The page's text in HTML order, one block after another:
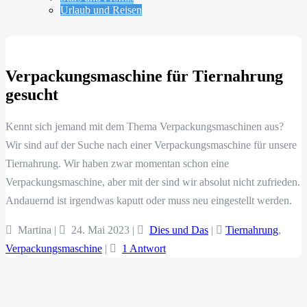
Urlaub und Reisen
Verpackungsmaschine für Tiernahrung
gesucht
Kennt sich jemand mit dem Thema Verpackungsmaschinen aus?
Wir sind auf der Suche nach einer Verpackungsmaschine für unsere
Tiernahrung. Wir haben zwar momentan schon eine
Verpackungsmaschine, aber mit der sind wir absolut nicht zufrieden.
Andauernd ist irgendwas kaputt oder muss neu eingestellt werden.
Martina | 24. Mai 2023 | Dies und Das | Tiernahrung,
Verpackungsmaschine | 1 Antwort